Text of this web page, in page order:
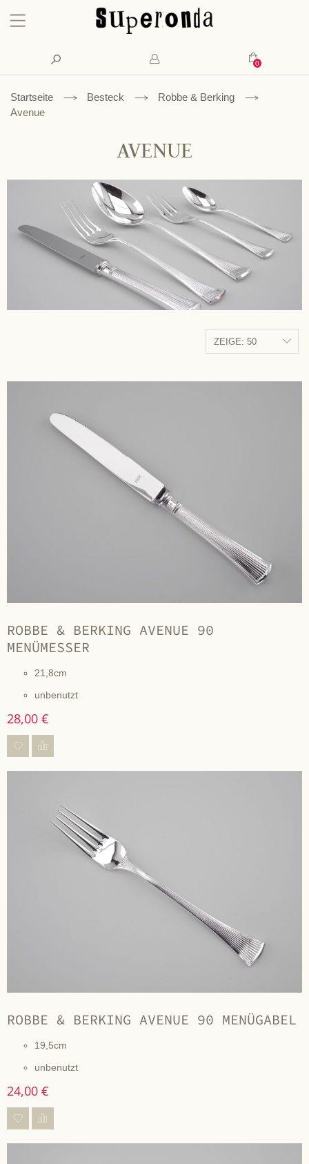
Konto
Mein
Suche
Startseite Besteck
Robbe & Berking
Avenue
AVENUE
ROBBE & BERKING AVENUE 90
MENÜMESSER
21,8cm
unbenutzt
28,00 €
ROBBE & BERKING AVENUE 90 MENÜGABEL
19,5cm
unbenutzt
24,00 €